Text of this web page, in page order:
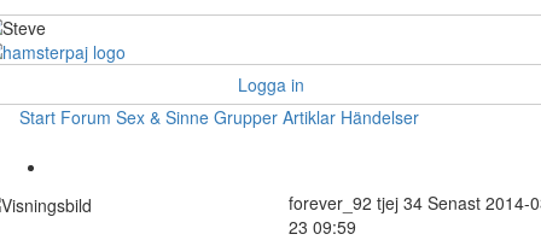
Logga in
Start Forum Sex & Sinne Grupper Artiklar Händelser
forever_92 tjej 34 Senast 2014-
23 09:59